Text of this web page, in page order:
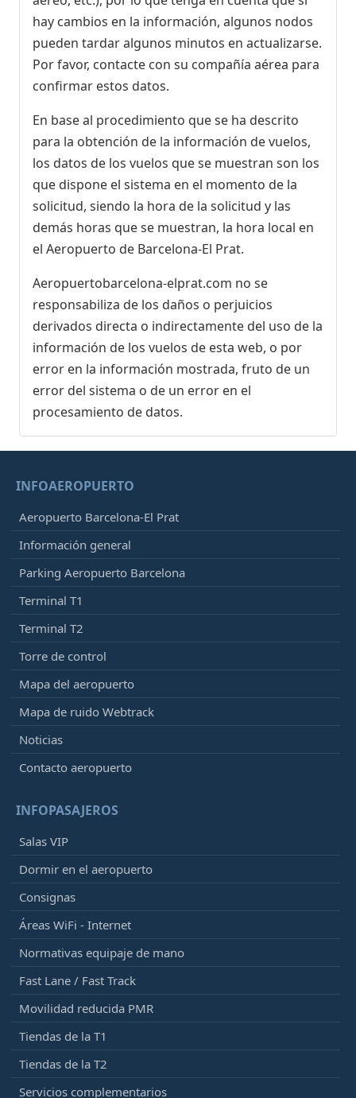
hay cambios en la información, algunos nodos
pueden tardar algunos minutos en actualizarse.
Por favor, contacte con su compañía aérea para
confirmar estos datos.
En base al procedimiento que se ha descrito
para la obtención de la información de vuelos,
los datos de los vuelos que se muestran son los
que dispone el sistema en el momento de la
solicitud, siendo la hora de la solicitud y las
demás horas que se muestran, la hora local en
el Aeropuerto de Barcelona-El Prat.
Aeropuertobarcelona-elprat.com no se
responsabiliza de los daños o perjuicios
derivados directa o indirectamente del uso de la
información de los vuelos de esta web, o por
error en la información mostrada, fruto de un
error del sistema o de un error en el
procesamiento de datos.
INFOAEROPUERTO
Aeropuerto Barcelona-El Prat
Información general
Parking Aeropuerto Barcelona
Terminal T1
Terminal T2
Torre de control
Mapa del aeropuerto
Mapa de ruido Webtrack
Noticias
Contacto aeropuerto
INFOPASAJEROS
Salas VIP
Dormir en el aeropuerto
Consignas
Áreas WiFi - Internet
Normativas equipaje de mano
Fast Lane / Fast Track
Movilidad reducida PMR
Tiendas de la T1
Tiendas de la T2
Servicios complementarios